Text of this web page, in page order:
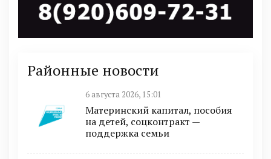
Районные новости
6 августа 2026, 15:01
Материнский капитал, пособия
на детей, соцконтракт —
поддержка семьи